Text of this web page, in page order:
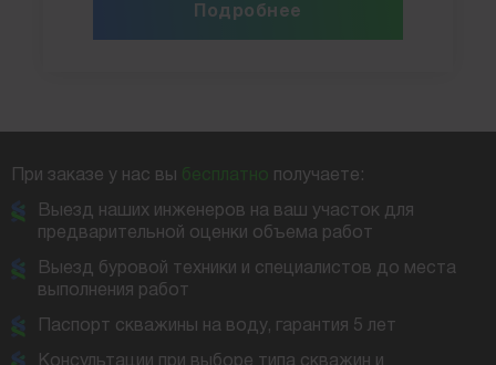
Подробнее
При заказе у нас вы бесплатно получаете:
Выезд наших инженеров на ваш участок для
предварительной оценки объема работ
Выезд буровой техники и специалистов до места
выполнения работ
Паспорт скважины на воду, гарантия 5 лет
Консультации при выборе типа скважин и